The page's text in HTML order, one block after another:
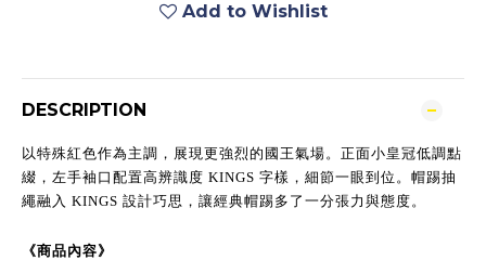
Add to Wishlist
DESCRIPTION
以特殊紅色作為主調，展現更強烈的國王氣場。正面小皇冠低調點
綴，左手袖口配置高辨識度 KINGS 字樣，細節一眼到位。帽踢抽
繩融入 KINGS 設計巧思，讓經典帽踢多了一分張力與態度。
《商品內容》